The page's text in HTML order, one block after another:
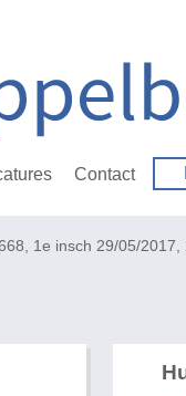
Contact
1e insch 29/05/2017,